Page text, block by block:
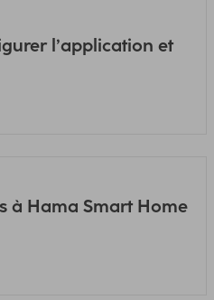
l’application et
à Hama Smart Home